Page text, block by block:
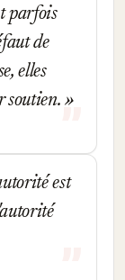
parfois
de
elles
soutien.
est